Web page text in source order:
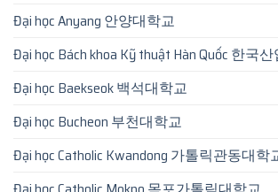
Đại học Anyang 안양대학교
Đại học Bách khoa Kỹ thuật Hàn Quốc 한국
Đại học Baekseok 백석대학교
Đại học Bucheon 부천대학교
Đại học Catholic Kwandong 가톨릭관동대학